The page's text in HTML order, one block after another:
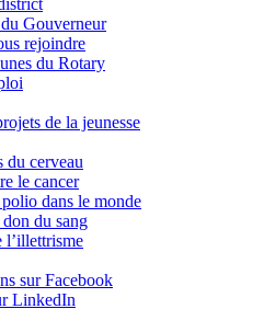
Gouverneur
rejoindre
du Rotary
de la jeunesse
du cerveau
le cancer
dans le monde
du sang
l’illettrisme
sur Facebook
LinkedIn